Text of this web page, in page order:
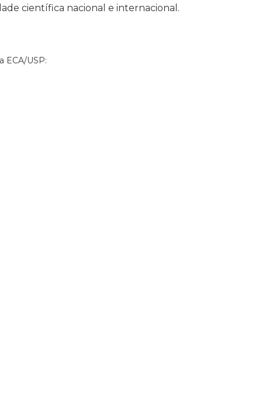
científica nacional e internacional.
ECA/USP: